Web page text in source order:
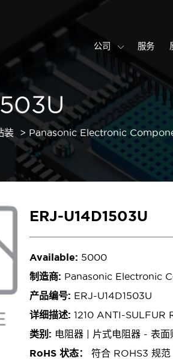
公司 服务
装 Panasonic Electronic
ERJ-U14D1503U
Available: 5000
制造商: Panasonic Electronic
产品编号: ERJ-U14D1503U
详细描述: 1210 ANTI-SULFUR
类别: 电阻器 | 片式电阻器 - 表面
RoHS 状态：
符合 ROHS3 规范